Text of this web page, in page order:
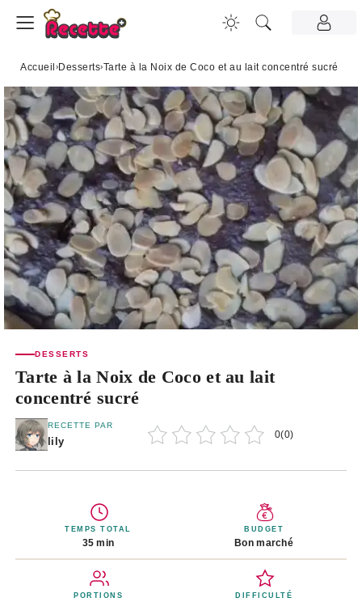
Accueil ›Desserts›Tarte à la Noix de Coco et au lait concentré sucré
DESSERTS
Tarte à la Noix de Coco et au lait
concentré sucré
RECETTE PAR
lily
0(0)
TEMPS TOTAL
35 min
BUDGET
Bon marché
PORTIONS DIFFICULTÉ